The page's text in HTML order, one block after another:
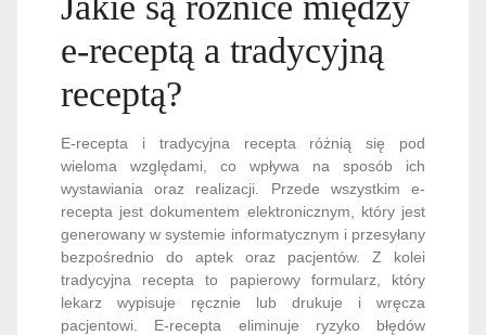
e-receptą a tradycyjną
receptą?
E-recepta i tradycyjna recepta różnią się pod
wieloma względami, co wpływa na sposób ich
wystawiania oraz realizacji. Przede wszystkim e-
recepta jest dokumentem elektronicznym, który jest
generowany w systemie informatycznym i przesyłany
bezpośrednio do aptek oraz pacjentów. Z kolei
tradycyjna recepta to papierowy formularz, który
lekarz wypisuje ręcznie lub drukuje i wręcza
pacjentowi. E-recepta eliminuje ryzyko błędów